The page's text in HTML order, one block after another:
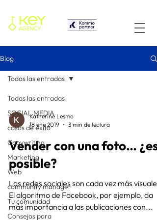
Blog
Todas las entradas
SOCIAL MEDIA
casos de éxito
Copywriting
Marketing
Web
community manager
Tu comunidad
Consejos para
Todas las entradas
Katherine Lesmo
18 ene 2019
3 min de lectura
Vender con una foto… ¿es
posible?
Las redes sociales son cada vez más
El algoritmo de Facebook, por ejemplo, da
más importancia a las publicaciones con...